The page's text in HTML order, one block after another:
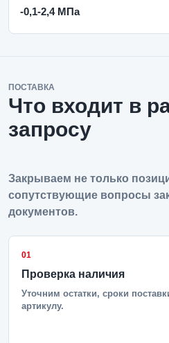
-0,1-2,4 МПа
ПОСТАВКА
Что входит в
запросу
Закрываем не только
сопутствующие вопросы
документов.
01
Проверка наличия
Уточним остатки, сроки
артикулу.